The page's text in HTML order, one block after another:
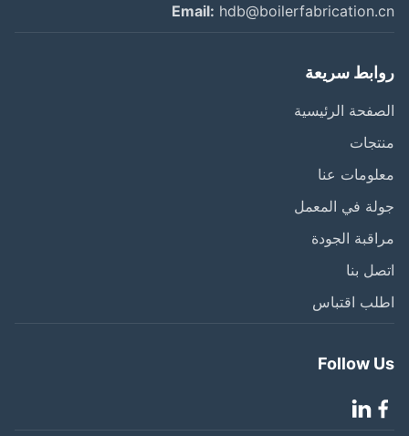
Email:
سريعة
الرئيسية
عنا
في المعمل
الجودة
بنا
اقتباس
Follow